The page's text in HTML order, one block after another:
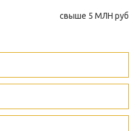
свыше 5 МЛН руб